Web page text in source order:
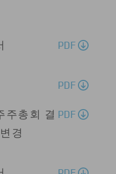
PDF
PDF
주총회 결
경
PDF